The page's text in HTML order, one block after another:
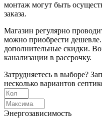
монтаж могут быть
заказа.
Магазин регулярно
можно приобрести
дополнительные скидки.
канализации в рассрочку.
Затрудняетесь в выборе?
несколько вариантов
Энергозависимость